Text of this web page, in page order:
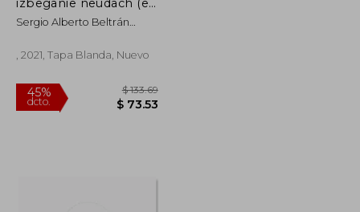
Ruso)
Sergio Alberto Beltrán
Aguirre Cuewas;Flawio
Valencia Castillo
, 2021, Tapa Blanda, Nuevo